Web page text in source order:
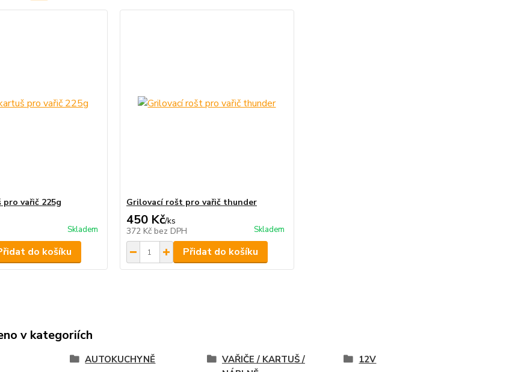
vařič 225g
Skladem
do košíku
Grilovací rošt pro vařič thunder
450 Kč/ks
372 Kč bez DPH Skladem
Přidat do košíku
v kategoriích
AUTOKUCHYNĚ
VAŘIČE / KARTUŠ /
12V